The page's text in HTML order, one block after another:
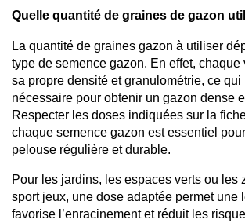
Quelle quantité de graines de gazon
La quantité de graines gazon à utiliser
type de semence gazon. En effet, chaque
sa propre densité et granulométrie, ce
nécessaire pour obtenir un gazon dense
Respecter les doses indiquées sur la
chaque semence gazon est essentiel
pelouse régulière et durable.
Pour les jardins, les espaces verts ou les
sport jeux, une dose adaptée permet une
favorise l’enracinement et réduit les